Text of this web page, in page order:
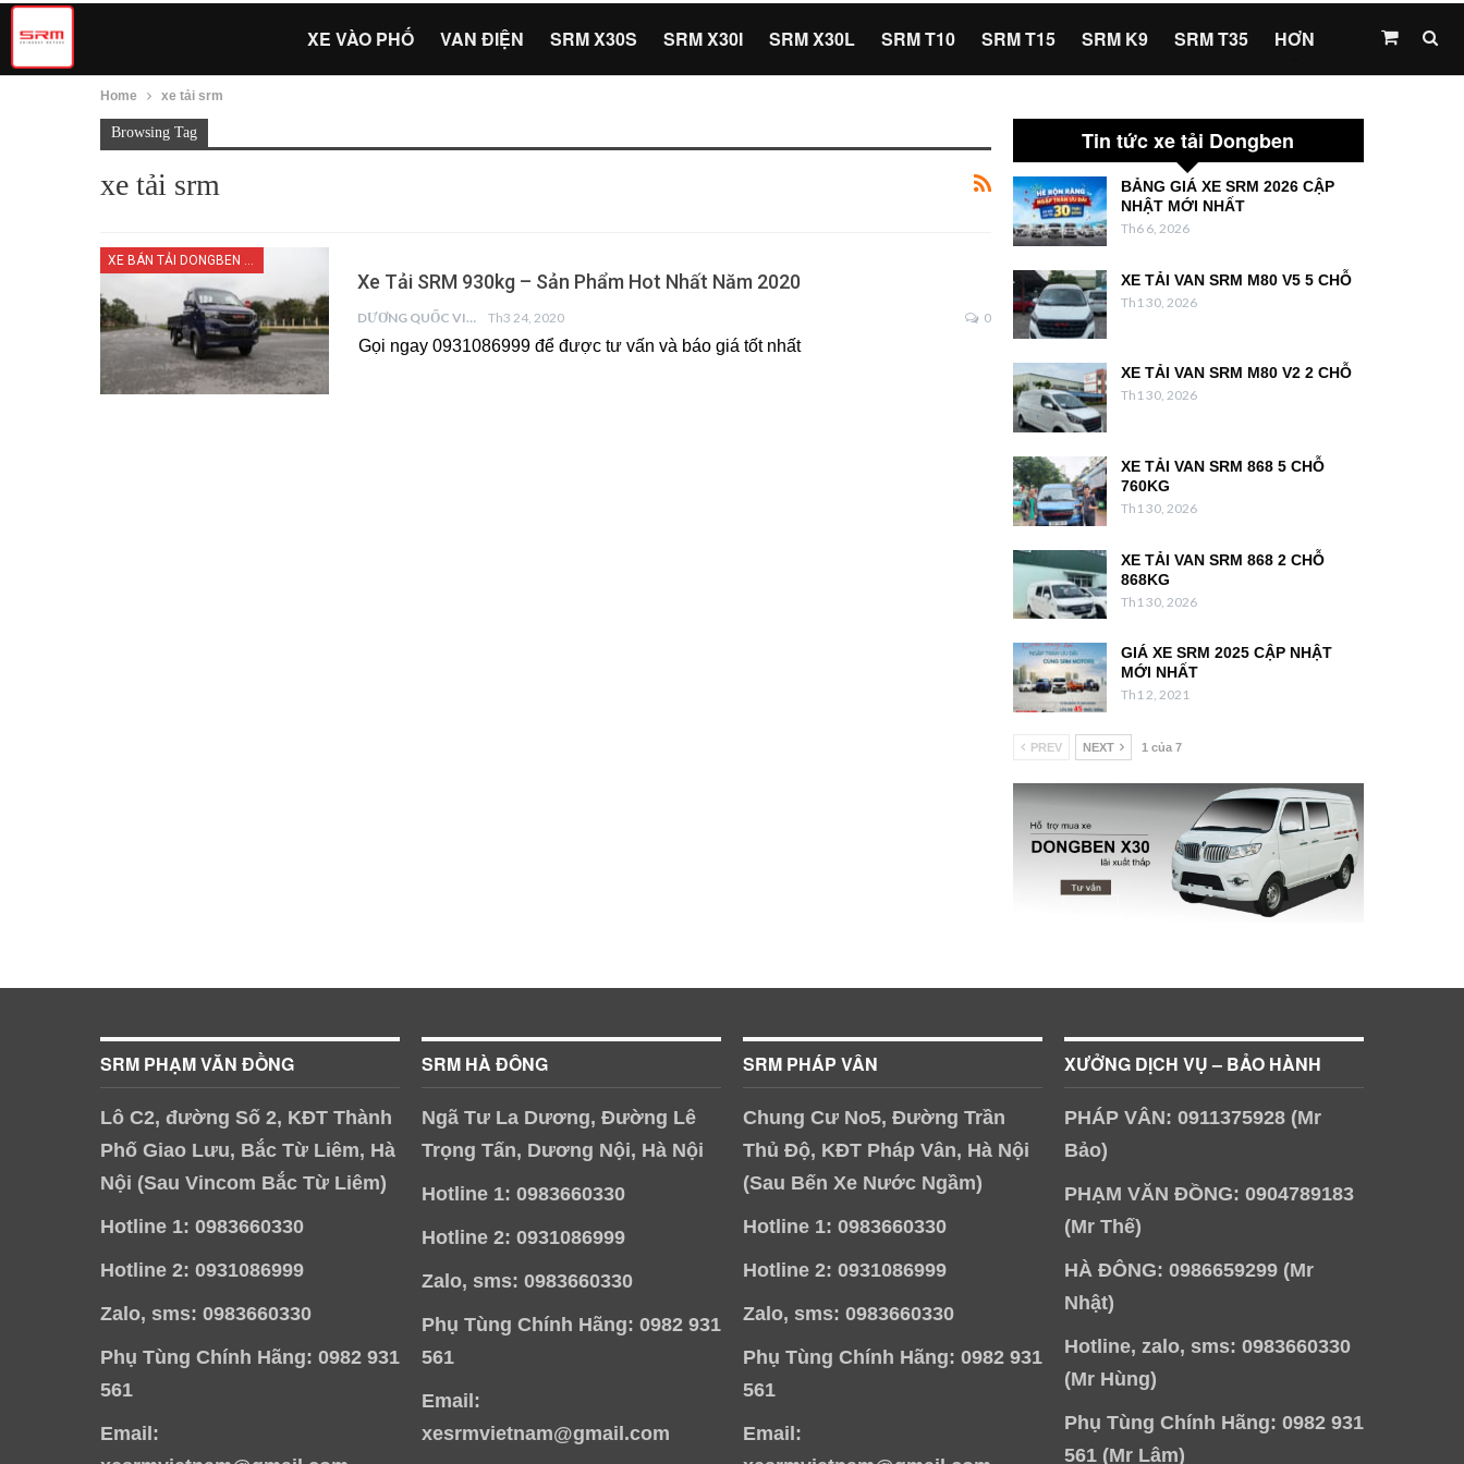
XE VÀO PHỐ VAN ĐIỆN SRM X30S SRM X30I SRM X30L SRM T10 SRM T15 SRM K9 SRM T35 HƠN
Home xe tải srm
Browsing Tag
xe tải srm
XE BÁN TẢI DONGBEN X30
Xe Tải SRM 930kg – Sản Phẩm Hot Nhất Năm 2020
DƯƠNG QUỐC VIỆT Th3 24, 2020 0
Gọi ngay 0931086999 để được tư vấn và báo giá tốt nhất
Tin tức xe tải Dongben
BẢNG GIÁ XE SRM 2026 CẬP
NHẬT MỚI NHẤT
Th6 6, 2026
XE TẢI VAN SRM M80 V5 5 CHỖ
Th1 30, 2026
XE TẢI VAN SRM M80 V2 2 CHỖ
Th1 30, 2026
XE TẢI VAN SRM 868 5 CHỖ
760KG
Th1 30, 2026
XE TẢI VAN SRM 868 2 CHỖ
868KG
Th1 30, 2026
GIÁ XE SRM 2025 CẬP NHẬT
MỚI NHẤT
Th1 2, 2021
PREV NEXT 1 của 7
SRM PHẠM VĂN ĐỒNG
Lô C2, đường Số 2, KĐT Thành
Phố Giao Lưu, Bắc Từ Liêm, Hà
Nội (Sau Vincom Bắc Từ Liêm)
Hotline 1: 0983660330
Hotline 2: 0931086999
Zalo, sms: 0983660330
Phụ Tùng Chính Hãng: 0982 931
561
Email:
SRM HÀ ĐÔNG
Ngã Tư La Dương, Đường Lê
Trọng Tấn, Dương Nội, Hà Nội
Hotline 1: 0983660330
Hotline 2: 0931086999
Zalo, sms: 0983660330
Phụ Tùng Chính Hãng: 0982 931
561
Email:
xesrmvietnam@gmail.com
SRM PHÁP VÂN
Chung Cư No5, Đường Trần
Thủ Độ, KĐT Pháp Vân, Hà Nội
(Sau Bến Xe Nước Ngầm)
Hotline 1: 0983660330
Hotline 2: 0931086999
Zalo, sms: 0983660330
Phụ Tùng Chính Hãng: 0982 931
561
Email:
XƯỞNG DỊCH VỤ – BẢO HÀNH
PHÁP VÂN: 0911375928 (Mr
Bảo)
PHẠM VĂN ĐỒNG: 0904789183
(Mr Thế)
HÀ ĐÔNG: 0986659299 (Mr
Nhật)
Hotline, zalo, sms: 0983660330
(Mr Hùng)
Phụ Tùng Chính Hãng: 0982 931
561 (Mr Lâm)